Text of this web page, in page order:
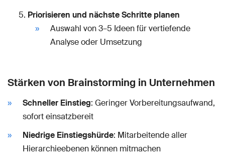
Priorisieren und nächste Schritte planen
Auswahl von 3–5 Ideen für vertiefende
Analyse oder Umsetzung
Stärken von Brainstorming in Unternehmen
Schneller Einstieg: Geringer Vorbereitungsaufwand,
sofort einsatzbereit
Niedrige Einstiegshürde: Mitarbeitende aller
Hierarchieebenen können mitmachen